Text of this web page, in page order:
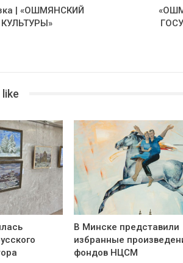
| «ОШМЯНСКИЙ
В Минске представили
избранные
фондов НЦСМ